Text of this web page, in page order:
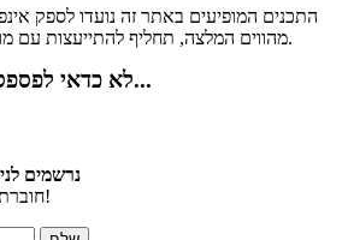
התכנים המופיעים באתר זה נועדו לספק
מהווים המלצה, תחליף להתייעצות עם מומחה או קבלת ייעוץ רפואי.
לא כדאי לפספס...
נרשמים
חוברת מתכונים מהירים לדיאטה!